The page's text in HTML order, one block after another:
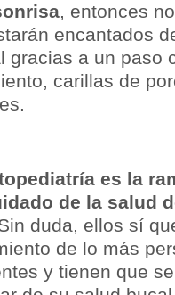
, entonces
encantados
gracias a un paso
carillas de
es la
de la salud
duda, ellos sí
de lo más
y tienen que